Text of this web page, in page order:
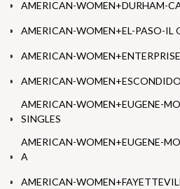
AMERICAN-WOMEN+DURHAM-
AMERICAN-WOMEN+EL-PASO-IL
AMERICAN-
AMERICAN-
AMERICAN-WOMEN+EUGENE-
SINGLES
AMERICAN-WOMEN+EUGENE-
A
AMERICAN-